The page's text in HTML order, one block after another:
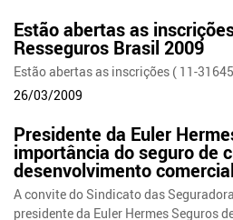
Estão abertas as
Resseguros Brasil 2009
Estão abertas as inscrições ( 11-
26/03/2009
Presidente da Euler
importância do seguro de
desenvolvimento
A convite do Sindicato das
presidente da Euler Hermes Seguros